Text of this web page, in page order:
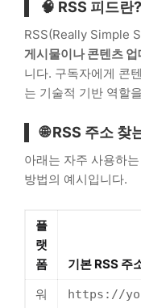
🧠 RSS 피드란?
RSS(Really Simple
게시물이나 콘텐츠
니다. 구독자에게 콘
는 기술적 기반 역할
🌐 RSS 주소
아래는 자주 사용하
방법의 예시입니다.
플
랫
폼
기본 RSS 주
워
https://